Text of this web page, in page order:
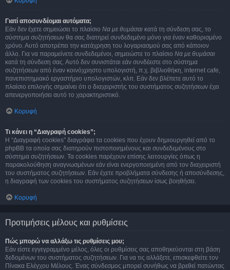
Γιατί αποσυνδέομαι αυτόματα;
Εάν δεν έχετε σημειώσει το πλαίσιο Να με θυμάσαι κατά τη σύνδεση σας, το
σύστημα συζητήσεων θα σας διατηρεί συνδεδεμένο μόνο για έναν καθορισμένο
χρόνο. Αυτό αποτρέπει την κατάχρηση του λογαριασμού σας από κάποιον
άλλο. Για να παραμείνετε συνδεδεμένοι, σημειώστε το πλαίσιο Να με θυμάσαι
κατά τη σύνδεση σας. Αυτό δεν συνιστάται εάν συνδέεστε στο σύστημα
συζητήσεων από έναν κοινόχρηστο υπολογιστή, π.χ. βιβλιοθήκη, internet cafe,
πανεπιστημιακό εργαστήριο υπολογιστών, κλπ. Εάν δεν βλέπετε αυτό το
πλαίσιο επιλογής σημαίνει ότι ο διαχειριστής του συστήματος συζητήσεων έχει
απενεργοποιήσει αυτό το χαρακτηριστικό.
Κορυφή
Τι κάνει η “Διαγραφή cookies”;
Η “Διαγραφή cookies” διαγράφει τα cookies που έχουν δημιουργηθεί από το
phpBB τα οποία σας διατηρούν πιστοποιημένους και συνδεδεμένους στο
σύστημα συζητήσεων. Τα cookies παρέχουν επίσης λειτουργίες όπως η
παρακολούθηση αναγνωσμένων εάν είναι ενεργοποιημένη από τον διαχειριστή
του συστήματος συζητήσεων. Εάν έχετε προβλήματα σύνδεσης ή αποσύνδεσης,
η διαγραφή των cookies του συστήματος συζητήσεων ίσως βοηθήσει.
Κορυφή
Προτιμήσεις μέλους και ρυθμίσεις
Πώς μπορώ να αλλάξω τις ρυθμίσεις μου;
Εάν είστε εγγεγραμμένο μέλος, όλες οι ρυθμίσεις σας αποθηκεύονται στη βάση
δεδομένων του συστήματος συζητήσεων. Για να τις αλλάξετε, επισκεφθείτε τον
Πίνακα Ελέγχου Μέλους. Ένας σύνδεσμος μπορεί συνήθως να βρεθεί πατώντας